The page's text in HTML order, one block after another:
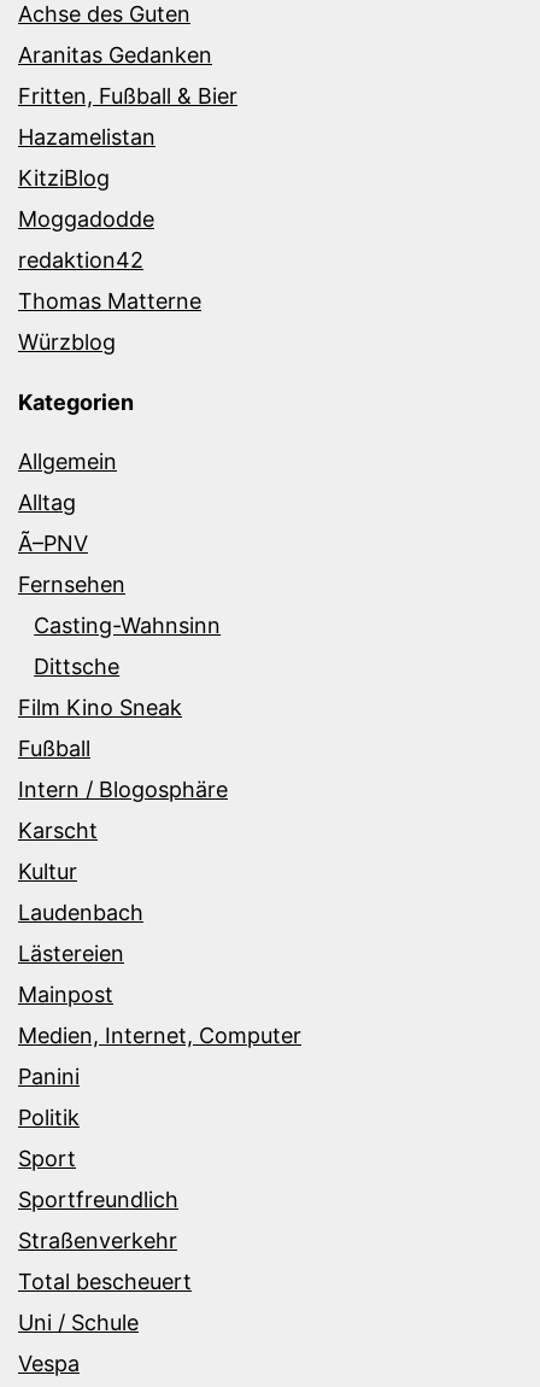
Achse des Guten
Aranitas Gedanken
Fritten, Fußball & Bier
Hazamelistan
KitziBlog
Moggadodde
redaktion42
Thomas Matterne
Würzblog
Kategorien
Allgemein
Alltag
Ã–PNV
Fernsehen
Casting-Wahnsinn
Dittsche
Film Kino Sneak
Fußball
Intern / Blogosphäre
Karscht
Kultur
Laudenbach
Lästereien
Mainpost
Medien, Internet, Computer
Panini
Politik
Sport
Sportfreundlich
Straßenverkehr
Total bescheuert
Uni / Schule
Vespa